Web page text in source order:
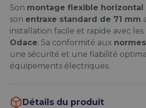
Son montage flexible horizontal
son entraxe standard de 71 mm
installation facile et rapide avec les
Odace. Sa conformité aux normes
une sécurité et une fiabilité
équipements électriques.
Détails du produit